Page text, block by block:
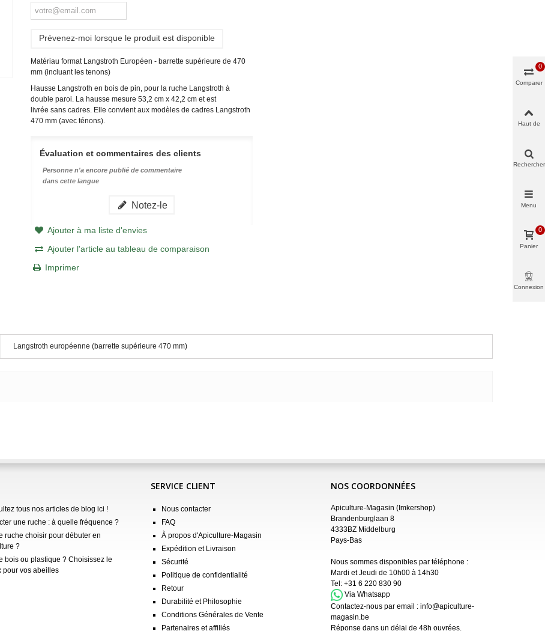
Prévenez-moi lorsque le produit est disponible
Matériau format Langstroth Européen - barrette supérieure de 470
mm (incluant les tenons)
Hausse Langstroth en bois de pin, pour la ruche Langstroth à
double paroi. La hausse mesure 53,2 cm x 42,2 cm et est
livrée sans cadres. Elle convient aux modèles de cadres Langstroth
470 mm (avec ténons).
Évaluation et commentaires des clients
Personne n'a encore publié de commentaire
dans cette langue
Notez-le
Ajouter à ma liste d'envies
Ajouter l'article au tableau de comparaison
Imprimer
Langstroth européenne (barrette supérieure 470 mm)
tous nos articles de blog ici !
une ruche : à quelle fréquence ?
ruche choisir pour débuter en
?
bois ou plastique ? Choisissez le
pour vos abeilles
SERVICE CLIENT
Nous contacter
FAQ
À propos d'Apiculture-Magasin
Expédition et Livraison
Sécurité
Politique de confidentialité
Retour
Durabilité et Philosophie
Conditions Générales de Vente
Partenaires et affiliés
NOS COORDONNÉES
Apiculture-Magasin (Imkershop)
Brandenburglaan 8
4333BZ Middelburg
Pays-Bas
Nous sommes disponibles par téléphone :
Mardi et Jeudi de 10h00 à 14h30
Tel: +31 6 220 830 90
Via Whatsapp
Contactez-nous par email : info@apiculture-
magasin.be
Réponse dans un délai de 48h ouvrées.
Comparer
0
Haut de
Rechercher
Menu
Panier
0
Connexion